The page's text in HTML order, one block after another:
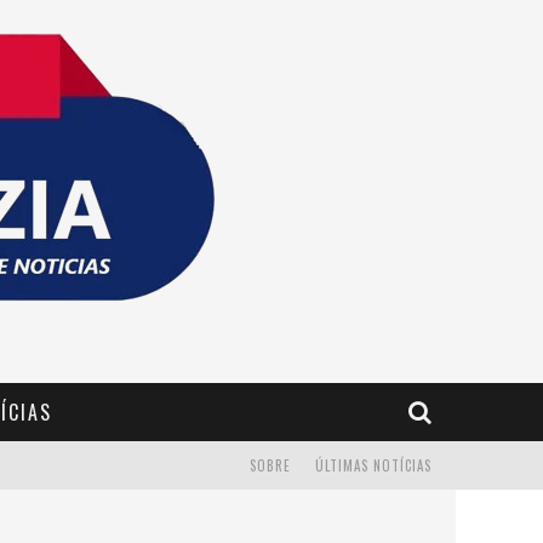
ÚLTIMAS NOTÍCIAS
SOBRE